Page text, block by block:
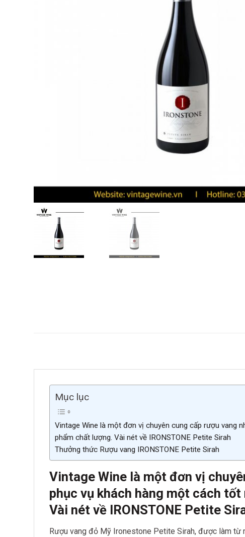
Mục lục
Vintage Wine là một đơn vị chuyên cung cấp rượu vang
phẩm chất lượng. Vài nét về IRONSTONE Petite Sirah
Thưởng thức Rượu vang IRONSTONE Petite Sirah
Vintage Wine là một đơn vị
phục vụ khách hàng một cách
Vài nét về IRONSTONE Petite
Rượu vang đỏ Mỹ Ironestone Petite Sirah, được làm từ